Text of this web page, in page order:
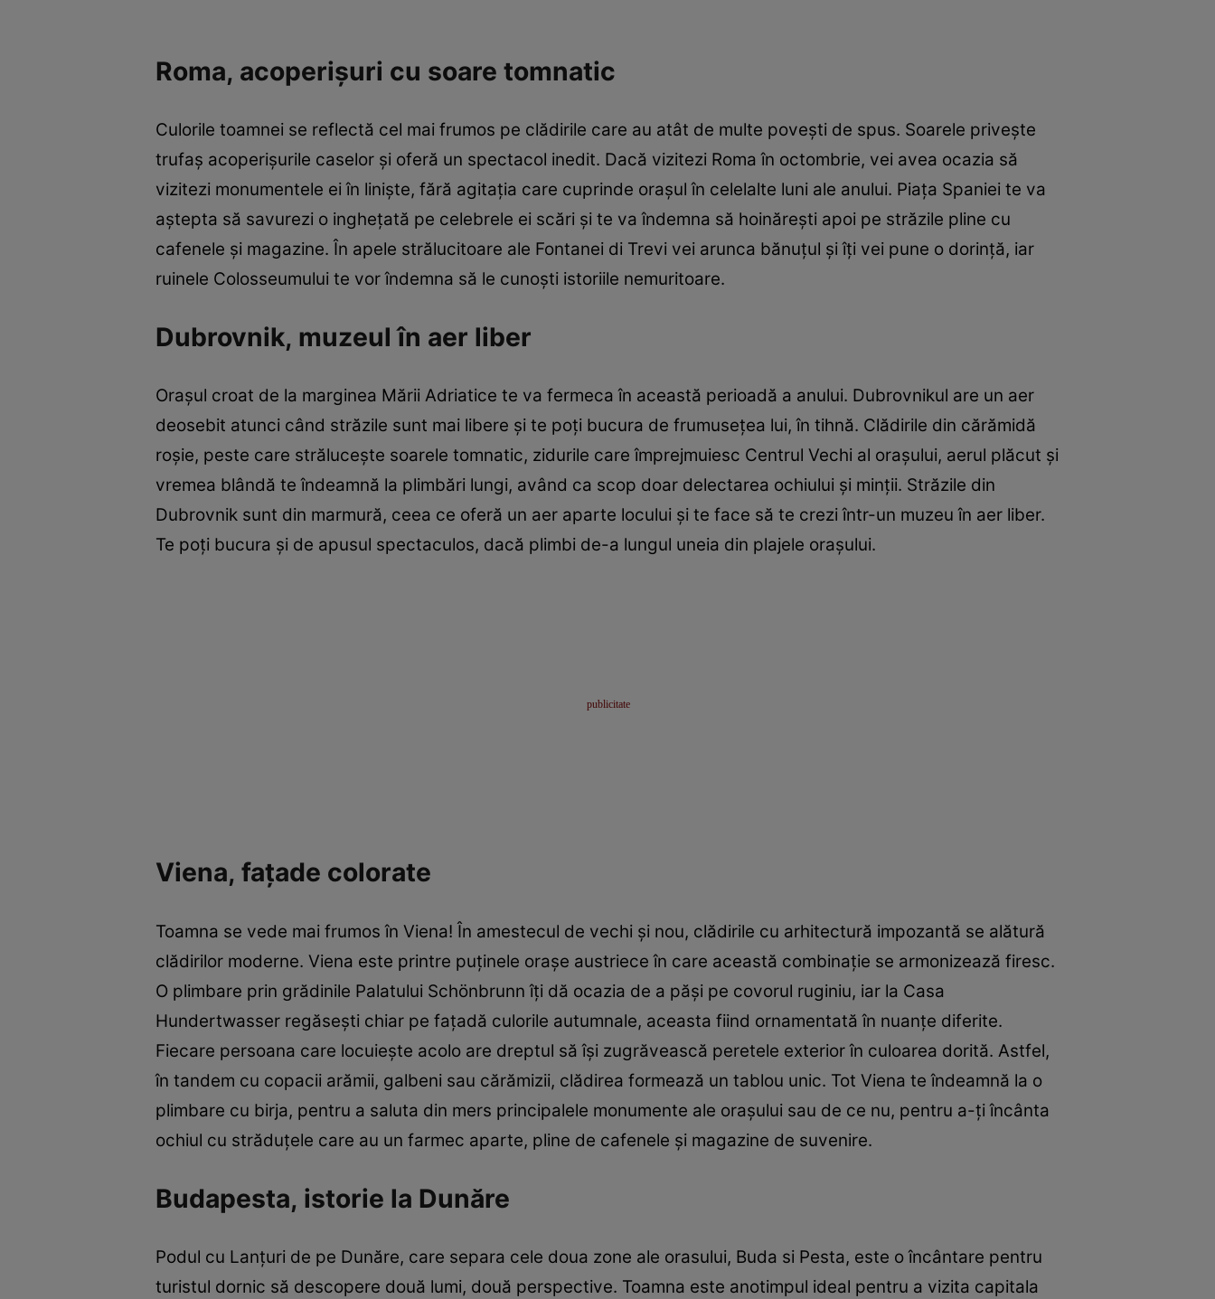
Roma, acoperişuri cu soare tomnatic
Culorile toamnei se reflectă cel mai frumos pe clădirile care au atât de multe poveşti de spus. Soarele priveşte
trufaş acoperişurile caselor şi oferă un spectacol inedit. Dacă vizitezi Roma în octombrie, vei avea ocazia să
vizitezi monumentele ei în linişte, fără agitaţia care cuprinde oraşul în celelalte luni ale anului. Piaţa Spaniei te va
aştepta să savurezi o ingheţată pe celebrele ei scări şi te va îndemna să hoinăreşti apoi pe străzile pline cu
cafenele şi magazine. În apele strălucitoare ale Fontanei di Trevi vei arunca bănuţul şi îţi vei pune o dorinţă, iar
ruinele Colosseumului te vor îndemna să le cunoşti istoriile nemuritoare.
Dubrovnik, muzeul în aer liber
Oraşul croat de la marginea Mării Adriatice te va fermeca în această perioadă a anului. Dubrovnikul are un aer
deosebit atunci când străzile sunt mai libere şi te poţi bucura de frumuseţea lui, în tihnă. Clădirile din cărămidă
roşie, peste care străluceşte soarele tomnatic, zidurile care împrejmuiesc Centrul Vechi al oraşului, aerul plăcut şi
vremea blândă te îndeamnă la plimbări lungi, având ca scop doar delectarea ochiului şi minţii. Străzile din
Dubrovnik sunt din marmură, ceea ce oferă un aer aparte locului şi te face să te crezi într-un muzeu în aer liber.
Te poţi bucura şi de apusul spectaculos, dacă plimbi de-a lungul uneia din plajele oraşului.
Viena, faţade colorate
Toamna se vede mai frumos în Viena! În amestecul de vechi şi nou, clădirile cu arhitectură impozantă se alătură
clădirilor moderne. Viena este printre puţinele oraşe austriece în care această combinaţie se armonizează firesc.
O plimbare prin grădinile Palatului Schönbrunn îţi dă ocazia de a păşi pe covorul ruginiu, iar la Casa
Hundertwasser regăseşti chiar pe faţadă culorile autumnale, aceasta fiind ornamentată în nuanţe diferite.
Fiecare persoana care locuieşte acolo are dreptul să îşi zugrăvească peretele exterior în culoarea dorită. Astfel,
în tandem cu copacii arămii, galbeni sau cărămizii, clădirea formează un tablou unic. Tot Viena te îndeamnă la o
plimbare cu birja, pentru a saluta din mers principalele monumente ale oraşului sau de ce nu, pentru a-ţi încânta
ochiul cu străduţele care au un farmec aparte, pline de cafenele şi magazine de suvenire.
Budapesta, istorie la Dunăre
Podul cu Lanţuri de pe Dunăre, care separa cele doua zone ale orasului, Buda si Pesta, este o încântare pentru
turistul dornic să descopere două lumi, două perspective. Toamna este anotimpul ideal pentru a vizita capitala